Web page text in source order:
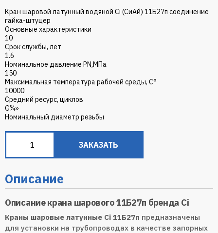
Кран шаровой латунный водяной Ci (СиАй) 11Б27п соединение
гайка-штуцер
Основные характеристики
10
Срок службы, лет
1.6
Номинальное давление PN,МПа
150
Максимальная температура рабочей среды, С°
10000
Средний ресурс, циклов
G¾»
Номинальный диаметр резьбы
ЗАКАЗАТЬ
Описание
Описание крана шарового 11Б27п бренда Ci
Краны шаровые латунные Ci 11Б27п предназначены
для установки на трубопроводах в качестве запорных